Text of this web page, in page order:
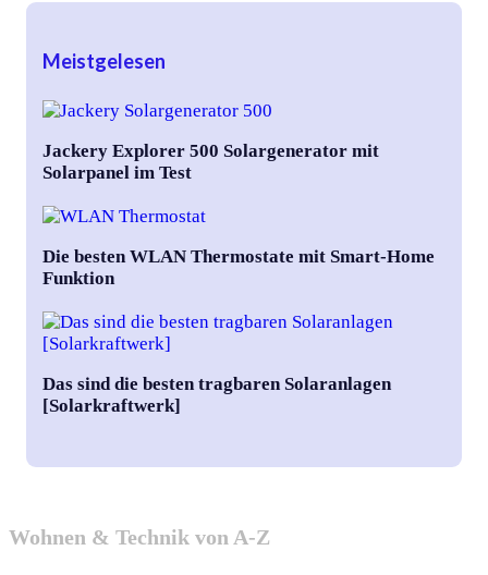
Meistgelesen
Jackery Explorer 500 Solargenerator mit
Solarpanel im Test
Die besten WLAN Thermostate mit Smart-Home
Funktion
Das sind die besten tragbaren Solaranlagen
[Solarkraftwerk]
Wohnen & Technik von A-Z